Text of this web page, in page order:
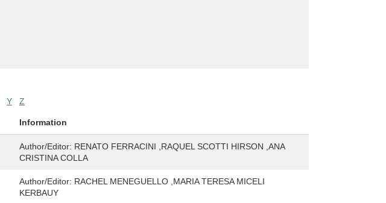
Y Z
Information
Author/Editor: RENATO FERRACINI ,RAQUEL SCOTTI HIRSON ,ANA
CRISTINA COLLA
Author/Editor: RACHEL MENEGUELLO ,MARIA TERESA MICELI
KERBAUY